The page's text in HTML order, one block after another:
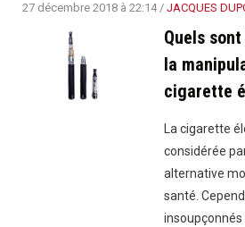
27 décembre 2018 à 22:14 / JACQUES
Quels
la
cigarette
La cigarette
considérée
alternative
santé.
insoupçonnés